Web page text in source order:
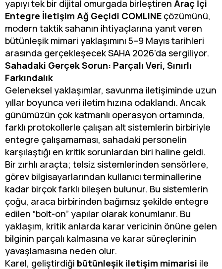
yapıyı tek bir dijital omurgada birleştiren Araç İçi
Entegre İletişim Ağ Geçidi COMLINE çözümünü,
modern taktik sahanın ihtiyaçlarına yanıt veren
bütünleşik mimari yaklaşımını 5–9 Mayıs tarihleri
arasında gerçekleşecek SAHA 2026’da sergiliyor.
Sahadaki Gerçek Sorun: Parçalı Veri, Sınırlı
Farkındalık
Geleneksel yaklaşımlar, savunma iletişiminde uzun
yıllar boyunca veri iletim hızına odaklandı. Ancak
günümüzün çok katmanlı operasyon ortamında,
farklı protokollerle çalışan alt sistemlerin birbiriyle
entegre çalışamaması, sahadaki personelin
karşılaştığı en kritik sorunlardan biri haline geldi.
Bir zırhlı araçta; telsiz sistemlerinden sensörlere,
görev bilgisayarlarından kullanıcı terminallerine
kadar birçok farklı bileşen bulunur. Bu sistemlerin
çoğu, araca birbirinden bağımsız şekilde entegre
edilen “bolt-on” yapılar olarak konumlanır. Bu
yaklaşım, kritik anlarda karar vericinin önüne gelen
bilginin parçalı kalmasına ve karar süreçlerinin
yavaşlamasına neden olur.
Karel, geliştirdiği bütünleşik iletişim mimarisi ile